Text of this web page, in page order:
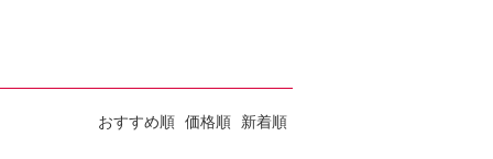
おすすめ順 価格順 新着順